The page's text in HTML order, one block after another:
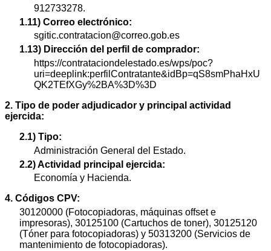
912733278.
1.11) Correo electrónico:
sgitic.contratacion@correo.gob.es
1.13) Dirección del perfil de comprador:
https://contrataciondelestado.es/wps/poc?
uri=deeplink:perfilContratante&idBp=qS8smPhaHxU
QK2TEfXGy%2BA%3D%3D
2. Tipo de poder adjudicador y principal actividad
ejercida:
2.1) Tipo:
Administración General del Estado.
2.2) Actividad principal ejercida:
Economía y Hacienda.
4. Códigos CPV:
30120000 (Fotocopiadoras, máquinas offset e
impresoras), 30125100 (Cartuchos de toner), 30125120
(Tóner para fotocopiadoras) y 50313200 (Servicios de
mantenimiento de fotocopiadoras).